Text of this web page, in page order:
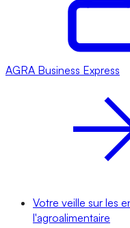
AGRA Business Express
Votre veille sur les
l'agroalimentaire